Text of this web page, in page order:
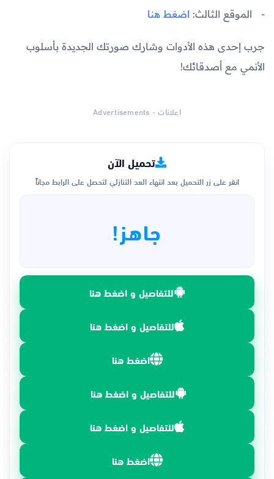
الموقع الثالث: اضغط هنا
جرب إحدى هذه الأدوات وشارك صورتك الجديدة بأسلوب
الأنمي مع أصدقائك!
اعلانات - Advertisements
تحميل الآن
انقر على زر التحميل بعد انتهاء العد التنازلي لتحصل على الرابط مجاناً
جاهز!
للتفاصيل و اضغط هنا
للتفاصيل و اضغط هنا
اضغط هنا
للتفاصيل و اضغط هنا
للتفاصيل و اضغط هنا
اضغط هنا